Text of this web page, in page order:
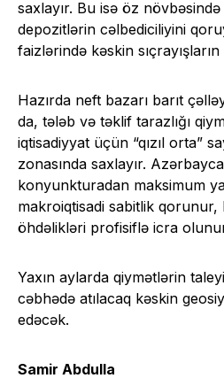
saxlayır. Bu isə öz
depozitlərin cəlbediciliyini
faizlərində kəskin sıçrayışların
Hazırda neft bazarı barıt
da, tələb və təklif tarazlığı
iqtisadiyyat üçün “qızıl orta”
zonasında saxlayır.
konyunkturadan maksimum
makroiqtisadi sabitlik qorunur,
öhdəlikləri profisiflə icra
Yaxın aylarda qiymətlərin
cəbhədə atılacaq kəskin
edəcək.
Samir Abdulla